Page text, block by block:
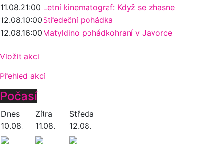
11.08.21:00 Letní kinematograf: Když se zhasne
12.08.10:00 Středeční pohádka
12.08.16:00 Matyldino pohádkohraní v Javorce
Vložit akci
Přehled akcí
Počasí
Dnes
10.08.
Zítra
11.08.
Středa
12.08.